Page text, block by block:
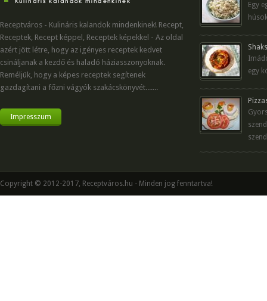
Receptváros - Kulináris kalandok mindenkinek! Recept,
Receptek, Recept képpel, Receptek képekkel - Az oldal
azért jött létre, hogy az igényes receptek kedvet
csináljanak a kezdő és haladó háziasszonyoknak.
Reméljük, hogy a képes receptek segítenek
gazdagítani a főzni vágyók szakácskönyvét.......
Impresszum
Egy
egy
Copyright © 2012-2017, Receptváros.hu - Minden jog fenntartva!